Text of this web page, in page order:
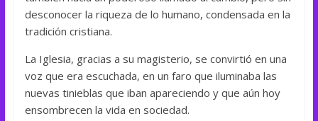
desconocer la riqueza de lo humano, condensada en la
tradición cristiana.
La Iglesia, gracias a su magisterio, se convirtió en una
voz que era escuchada, en un faro que iluminaba las
nuevas tinieblas que iban apareciendo y que aún hoy
ensombrecen la vida en sociedad.